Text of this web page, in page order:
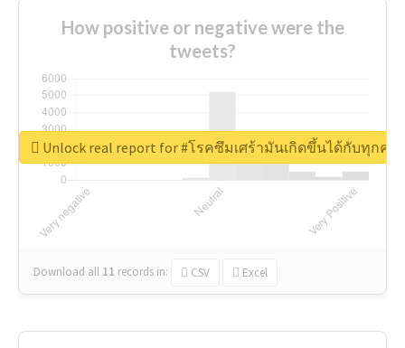
How positive or negative were the
tweets?
Download all 11 records in: CSV Excel
Unlock real report for #โรคซึมเศร้ามันเกิดขึ้นได้กับทุกค